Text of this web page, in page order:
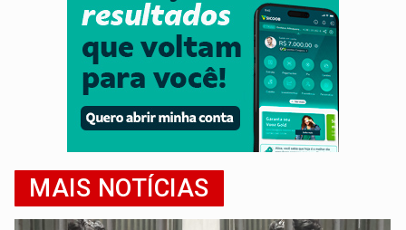
MAIS NOTÍCIAS